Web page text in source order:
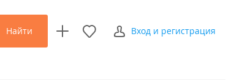
Найти Вход и регистрация